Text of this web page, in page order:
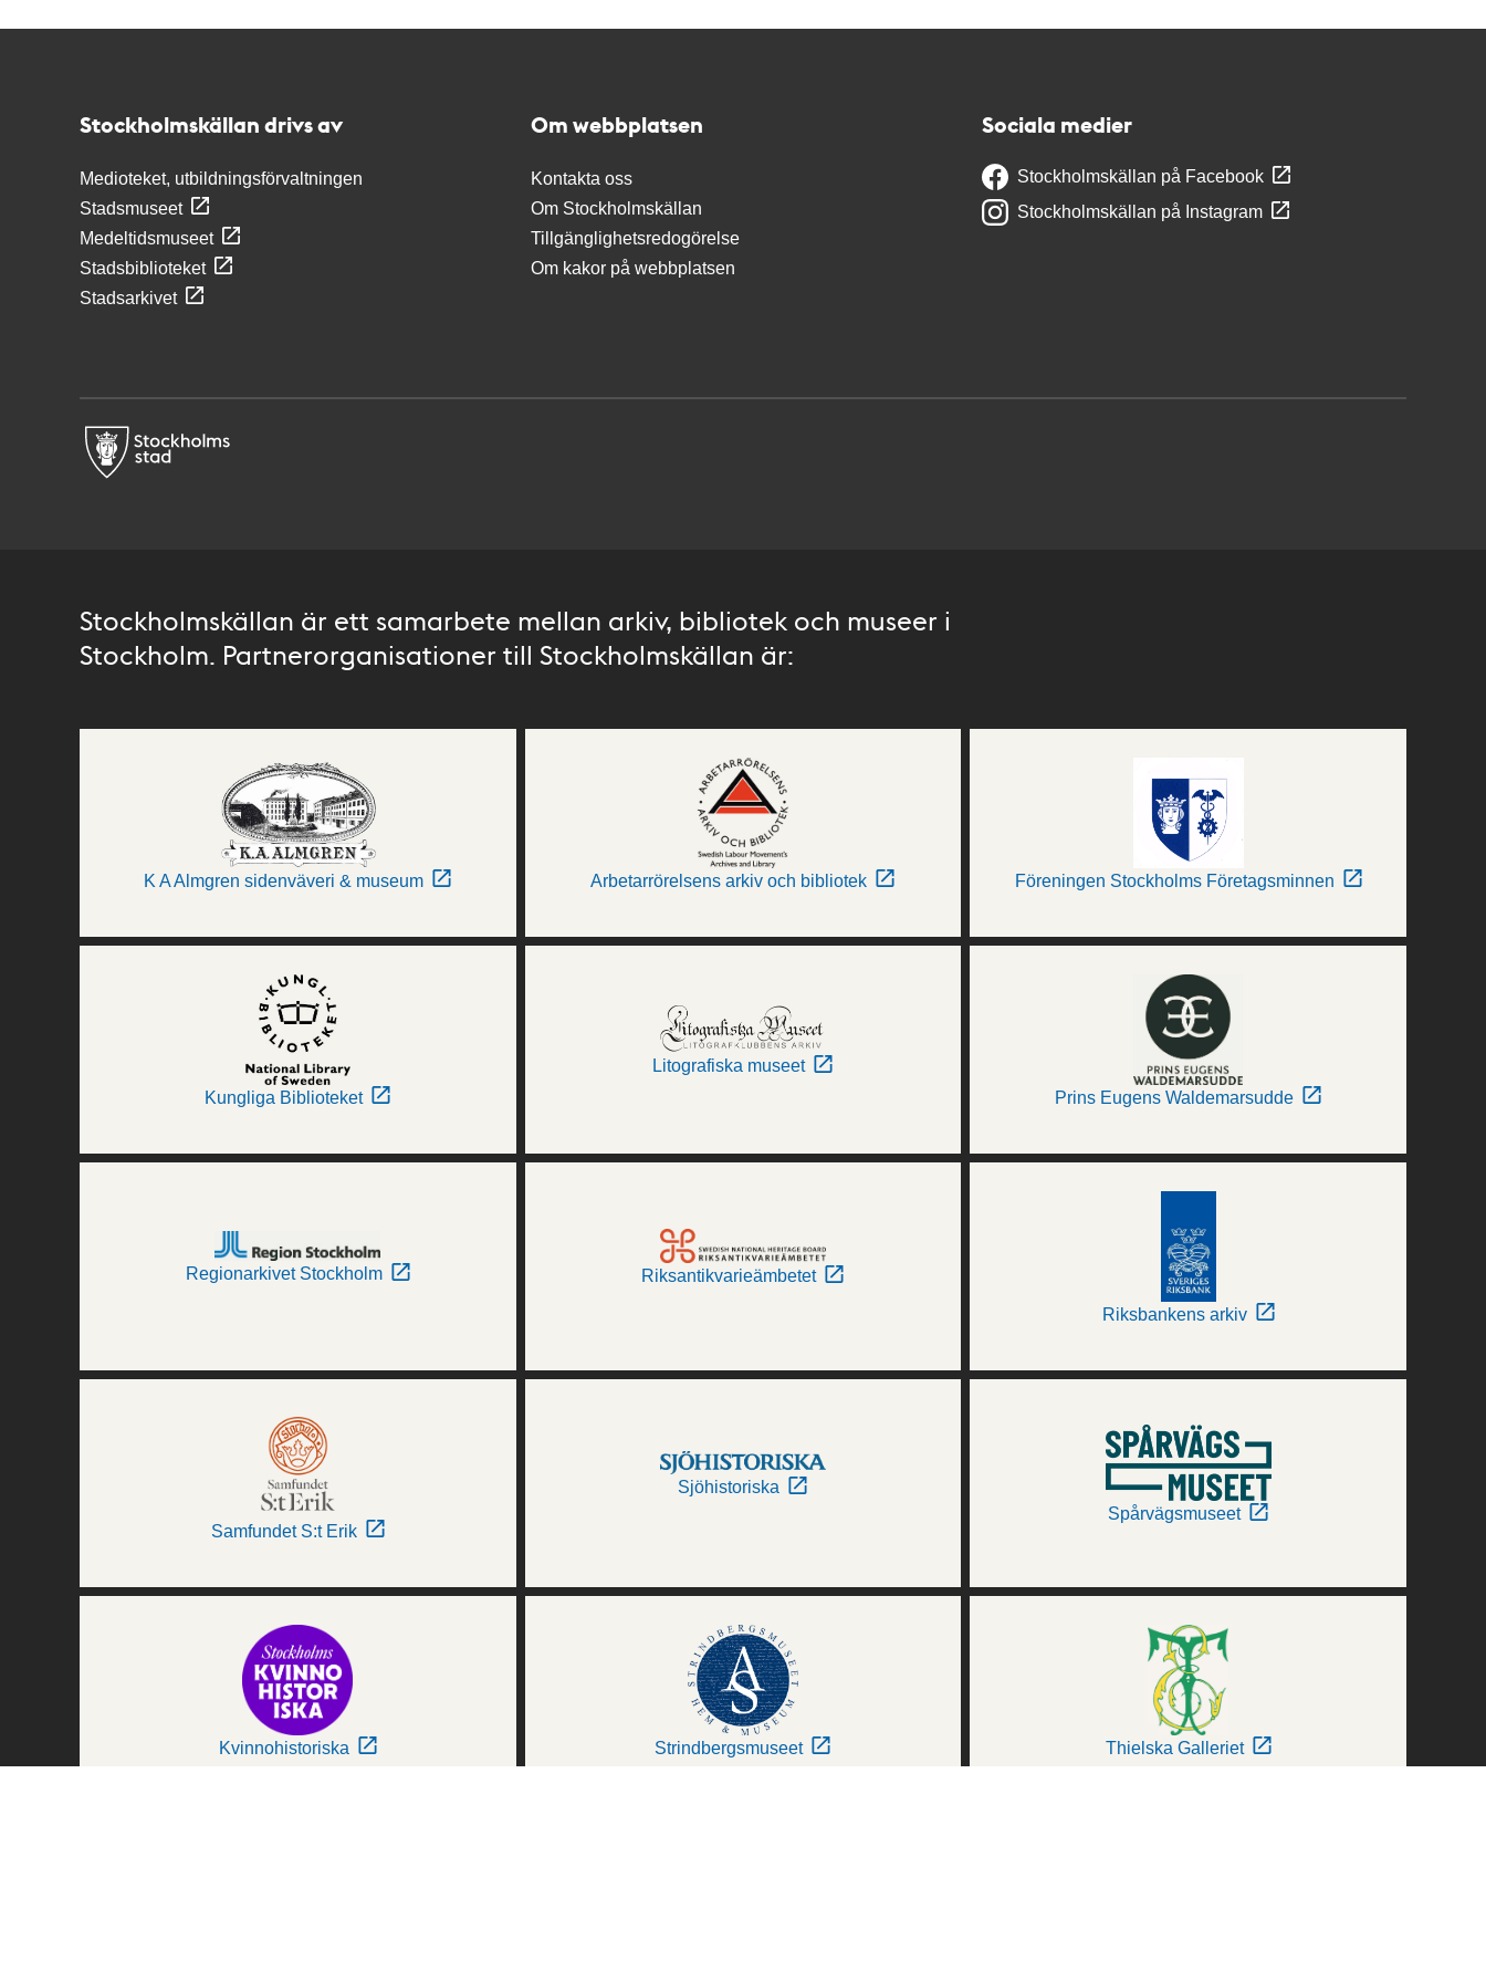
Stockholmskällan drivs av
Medioteket, utbildningsförvaltningen
Stadsmuseet
Medeltidsmuseet
Stadsbiblioteket
Stadsarkivet
Om webbplatsen
Kontakta oss
Om Stockholmskällan
Tillgänglighetsredogörelse
Om kakor på webbplatsen
Sociala medier
Stockholmskällan på Facebook
Stockholmskällan på Instagram
Stockholmskällan är ett samarbete mellan arkiv, bibliotek och museer i
Stockholm. Partnerorganisationer till Stockholmskällan är:
K A Almgren sidenväveri & museum Arbetarrörelsens arkiv och bibliotek Föreningen Stockholms Företagsminnen
Kungliga Biblioteket
Litografiska museet
Prins Eugens Waldemarsudde
Regionarkivet Stockholm Riksantikvarieämbetet
Riksbankens arkiv
Samfundet S:t Erik
Sjöhistoriska
Spårvägsmuseet
Kvinnohistoriska Strindbergsmuseet Thielska Galleriet